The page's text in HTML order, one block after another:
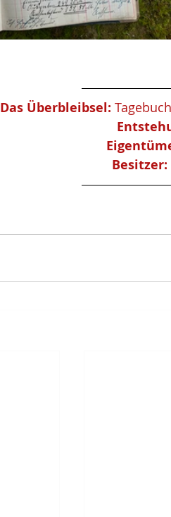
Das Überbleibsel:
Besitzer: